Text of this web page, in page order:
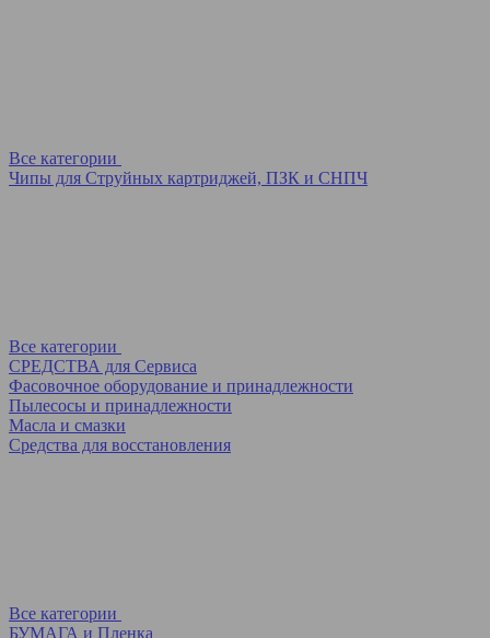
Все категории
Чипы для Струйных картриджей, ПЗК и СНПЧ
Все категории
СРЕДСТВА для Сервиса
Фасовочное оборудование и принадлежности
Пылесосы и принадлежности
Масла и смазки
Средства для восстановления
Все категории
БУМАГА и Пленка